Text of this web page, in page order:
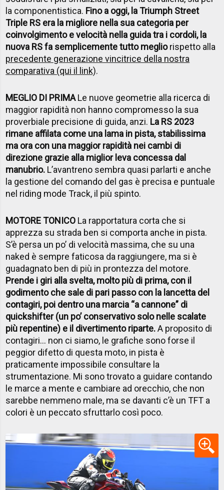
la componentistica. Fino a oggi, la Triumph Street
Triple RS era la migliore nella sua categoria per
coinvolgimento e velocità nella guida tra i cordoli, la
nuova RS fa semplicemente tutto megliorispetto alla
precedente generazione vincitrice della nostra
comparativa (qui il link).
MEGLIO DI PRIMALe nuove geometrie alla ricerca di
maggior rapidità non hanno compromesso la sua
proverbiale precisione di guida, anzi. La RS 2023
rimane affilata come una lama in pista, stabilissima
ma ora con una maggior rapidità nei cambi di
direzione grazie alla miglior leva concessa dal
manubrio. L’avantreno sembra quasi parlarti e anche
la gestione del comando del gas è precisa e puntuale
nel riding mode Track, il più spinto.
MOTORE TONICO La rapportatura corta che si
apprezza su strada ben si comporta anche in pista.
S’è persa un po’ di velocità massima, che su una
naked è sempre faticosa da raggiungere, ma si è
guadagnato ben di più in prontezza del motore.
Prende i giri alla svelta, molto più di prima, con il
godimento che sale di pari passo con la lancetta del
contagiri, poi dentro una marcia “a cannone” di
quickshifter (un po’ conservativo solo nelle scalate
più repentine) e il divertimento riparte.A proposito di
contagiri… non ci siamo, le grafiche sono forse il
peggior difetto di questa moto, in pista è
praticamente impossibile consultare la
strumentazione. Mi sono trovato a guidare contando
le marce a mente e cambiare ad orecchio, che non
sarebbe nemmeno male, ma se davanti c’è un TFT a
colori è un peccato sfruttarlo così poco.